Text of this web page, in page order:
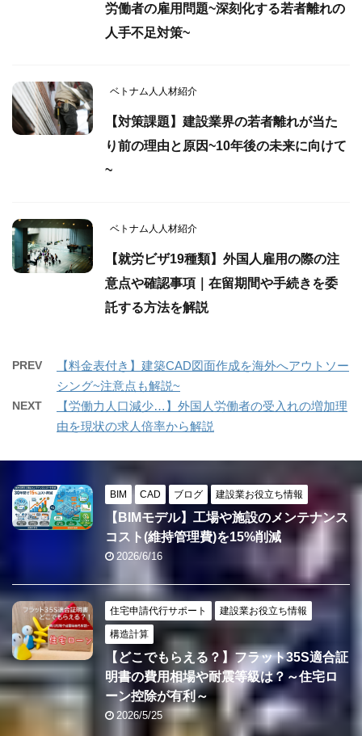
労働者の雇用問題~深刻化する若者離れの
人手不足対策~
ベトナム人人材紹介
【対策課題】建設業界の若者離れが当た
り前の理由と原因~10年後の未来に向けて
~
ベトナム人人材紹介
【就労ビザ19種類】外国人雇用の際の注
意点や確認事項｜在留期間や手続きを委
託する方法を解説
PREV
【料金表付き】建築CAD図面作成を海外へアウトソー
シング~注意点も解説~
NEXT
【労働力人口減少…】外国人労働者の受入れの増加理
由を現状の求人倍率から解説
BIM CAD ブログ 建設業お役立ち情報
【BIMモデル】工場や施設のメンテナンス
コスト(維持管理費)を15%削減
2026/6/16
住宅申請代行サポート 建設業お役立ち情報
構造計算
【どこでもらえる？】フラット35S適合証
明書の費用相場や耐震等級は？～住宅ロ
ーン控除が有利～
2026/5/25